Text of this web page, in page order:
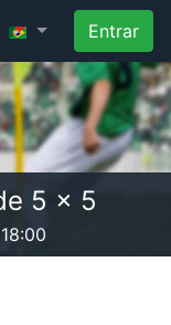
Entrar
5 x 5